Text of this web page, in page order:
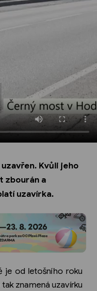
Kvůli jeho
zbourán a
uzavírka.
je od letošního roku
znamená uzavírku